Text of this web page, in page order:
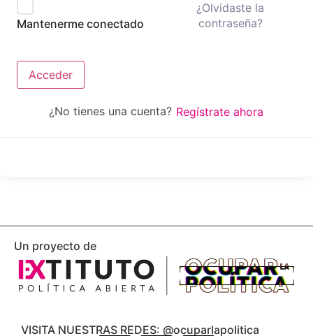
Mantenerme conectado
¿Olvidaste la
contraseña?
Acceder
¿No tienes una cuenta? Regístrate ahora
Un proyecto de
VISITA NUESTRAS REDES: @ocuparlapolitica